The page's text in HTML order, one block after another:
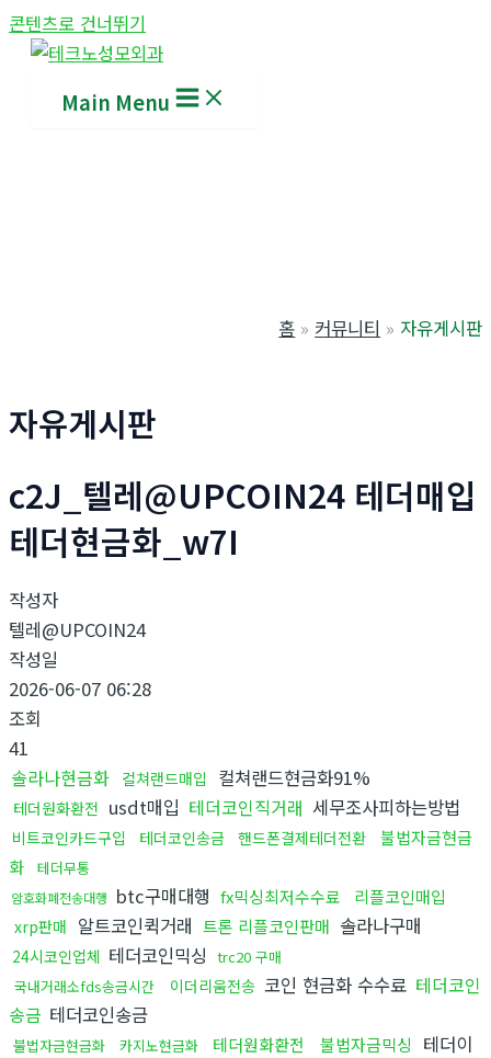
콘텐츠로 건너뛰기
Main Menu
홈 커뮤니티 자유게시판
자유게시판
c2J_텔레@UPCOIN24 테더매입
테더현금화_w7I
작성자
텔레@UPCOIN24
작성일
2026-06-07 06:28
조회
41
솔라나현금화 컬쳐랜드매입 컬쳐랜드현금화91%
테더원화환전 usdt매입 테더코인직거래 세무조사피하는방법
비트코인카드구입 테더코인송금 핸드폰결제테더전환
불법자금현금
화
테더무통
암호화폐전송대행 btc구매대행 fx믹싱최저수수료 리플코인매입
xrp판매 알트코인퀵거래 트론 리플코인판매 솔라나구매
24시코인업체 테더코인믹싱 trc20 구매
국내거래소fds송금시간
이더리움전송 코인 현금화 수수료 테더코인
송금 테더코인송금
불법자금현금화 카지노현금화 테더원화환전 불법자금믹싱
테더이